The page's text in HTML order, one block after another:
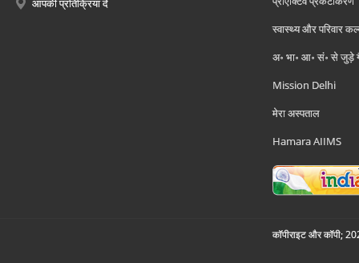
आपकी प्रतिक्रिया दें
स्वास्थ्य और परिवार
अ॰ भा॰ आ॰ सं॰ से जुड़े
Mission Delhi
मेरा अस्पताल
Hamara AIIMS
कॉपीराइट और कॉपी;